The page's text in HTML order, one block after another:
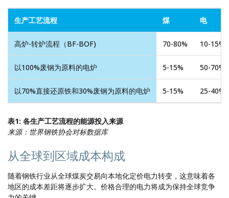
生产工艺流程 煤 电
高炉-转炉流程（BF-BOF) 70-80% 10-15%
以100%废钢为原料的电炉 5-15% 50-70%
以70%直接还原铁和30%废钢为原料的电炉 5-15% 25-40%
表1: 各生产工艺流程的能源投入来源
来源：世界钢铁协会对标数据库
从全球到区域成本构成
随着钢铁行业从全球煤炭交易向本地化定价电力转变，这意味着各
地区的成本差距将逐步扩大。价格合理的电力将成为保持全球竞争